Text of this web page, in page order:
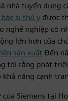
nhà tuyển dụng
sĩ thú y được
nghề nghiệp có
lớn hơn của
sản xuất Đến
tôi rằng phát
năng cạnh
Siemens tại